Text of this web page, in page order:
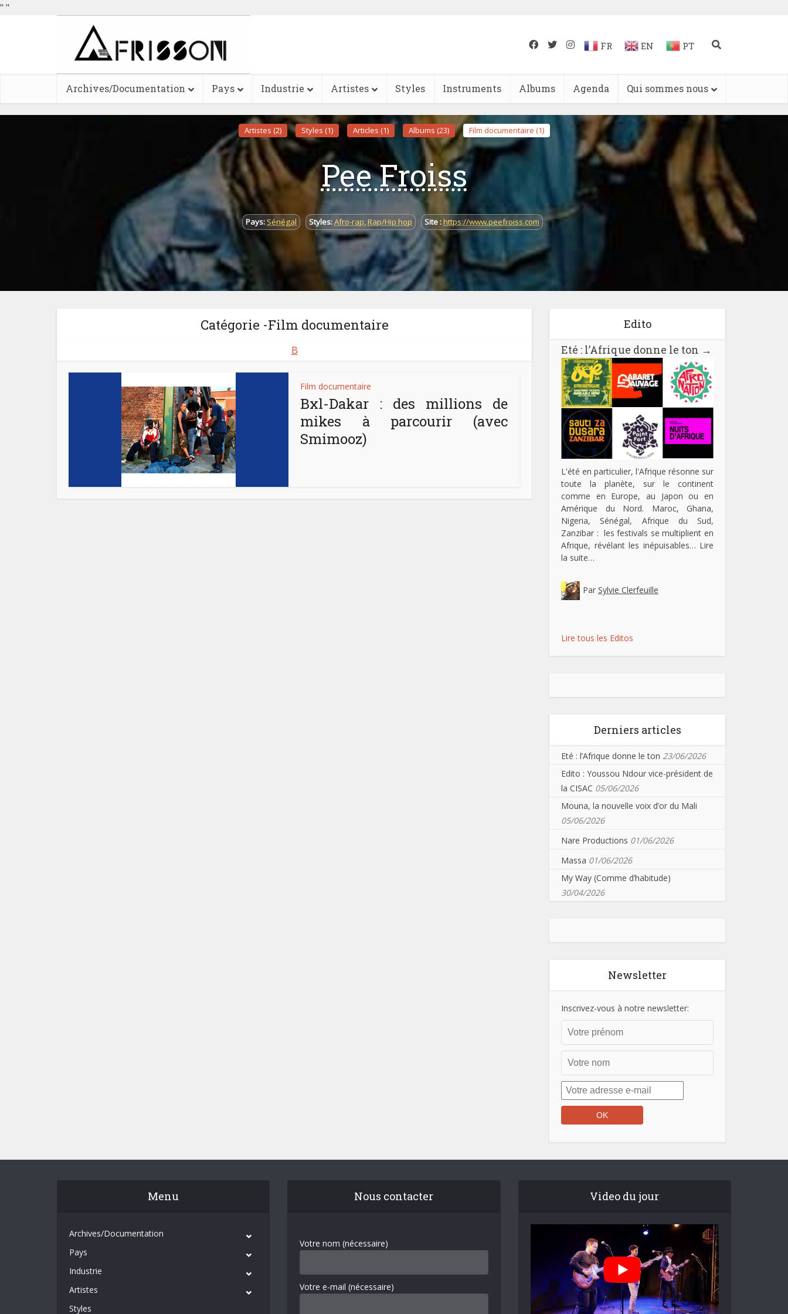
" "
FR EN PT
Archives/Documentation Pays Industrie Artistes Styles Instruments Albums Agenda Qui sommes nous
Artistes (2) Styles (1) Articles (1) Albums (23) Film documentaire (1)
Pee Froiss
Pays: Sénégal Styles:Afro-rap,Rap/Hip hop Site : https://www.peefroiss.com
Catégorie -Film documentaire
B
Film documentaire
Bxl-Dakar : des millions de
mikes à parcourir (avec
Smimooz)
Edito
Eté : l’Afrique donne le ton →
L'été en particulier, l'Afrique résonne sur
toute la planète, sur le continent
comme en Europe, au Japon ou en
Amérique du Nord. Maroc, Ghana,
Nigeria, Sénégal, Afrique du Sud,
Zanzibar : les festivals se multiplient en
Afrique, révélant les inépuisables… Lire
la suite…
Par Sylvie Clerfeuille
Lire tous les Editos
Derniers articles
Eté : l’Afrique donne le ton 23/06/2026
Edito : Youssou Ndour vice-président de
la CISAC 05/06/2026
Mouna, la nouvelle voix d’or du Mali
05/06/2026
Nare Productions 01/06/2026
Massa 01/06/2026
My Way (Comme d’habitude)
30/04/2026
Newsletter
Inscrivez-vous à notre newsletter:
Menu
Archives/Documentation
Pays
Industrie
Artistes
Styles
Nous contacter
Votre nom (nécessaire)
Votre e-mail (nécessaire)
Video du jour